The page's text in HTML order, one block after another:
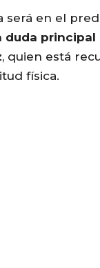
será en el
duda
, quien está
física.